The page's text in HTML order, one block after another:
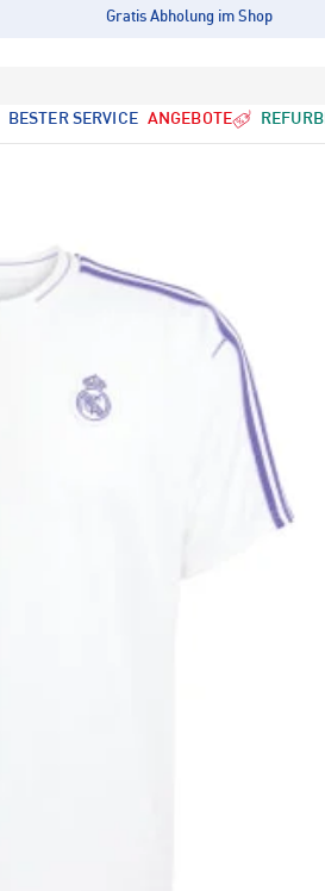
Gratis Abholung im Shop
BESTER SERVICE ANGEBOTE